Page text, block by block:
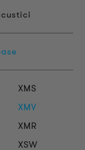
XMS
XMV
XMR
XSW